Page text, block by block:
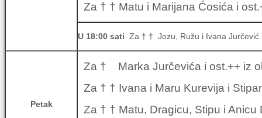
Za † † Matu i Marijana Ćosića i
U 18:00 sati Za † † Jozu, Ružu i Ivana Jurčević
Petak
Za † Marka Jurčevića i ost.++ iz
Za † † Ivana i Maru Kurevija i
Za † † Matu, Dragicu, Stipu i Anicu